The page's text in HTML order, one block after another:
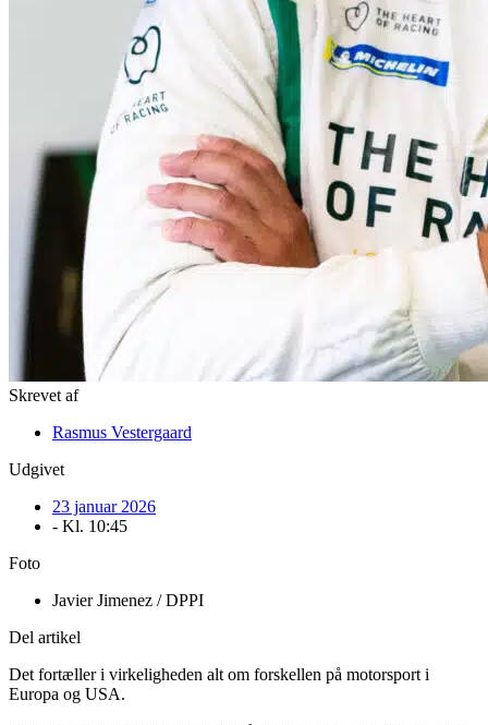
Skrevet af
Rasmus Vestergaard
Udgivet
23 januar 2026
- Kl. 10:45
Foto
Javier Jimenez / DPPI
Del artikel
Det fortæller i virkeligheden alt om forskellen på motorsport i
Europa og USA.